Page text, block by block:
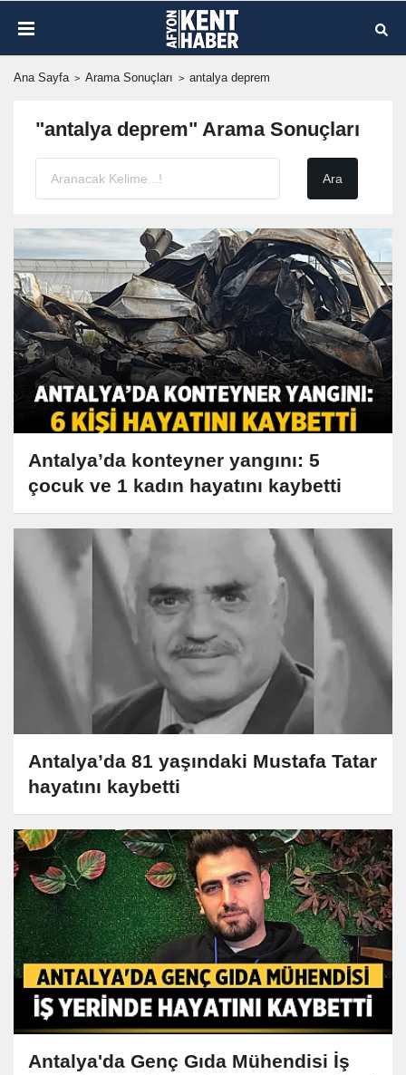
Ana Sayfa Arama Sonuçları antalya deprem
"antalya deprem" Arama Sonuçları
Antalya’da konteyner yangını: 5
çocuk ve 1 kadın hayatını kaybetti
Antalya’da 81 yaşındaki Mustafa Tatar
hayatını kaybetti
Antalya'da Genç Gıda Mühendisi İş